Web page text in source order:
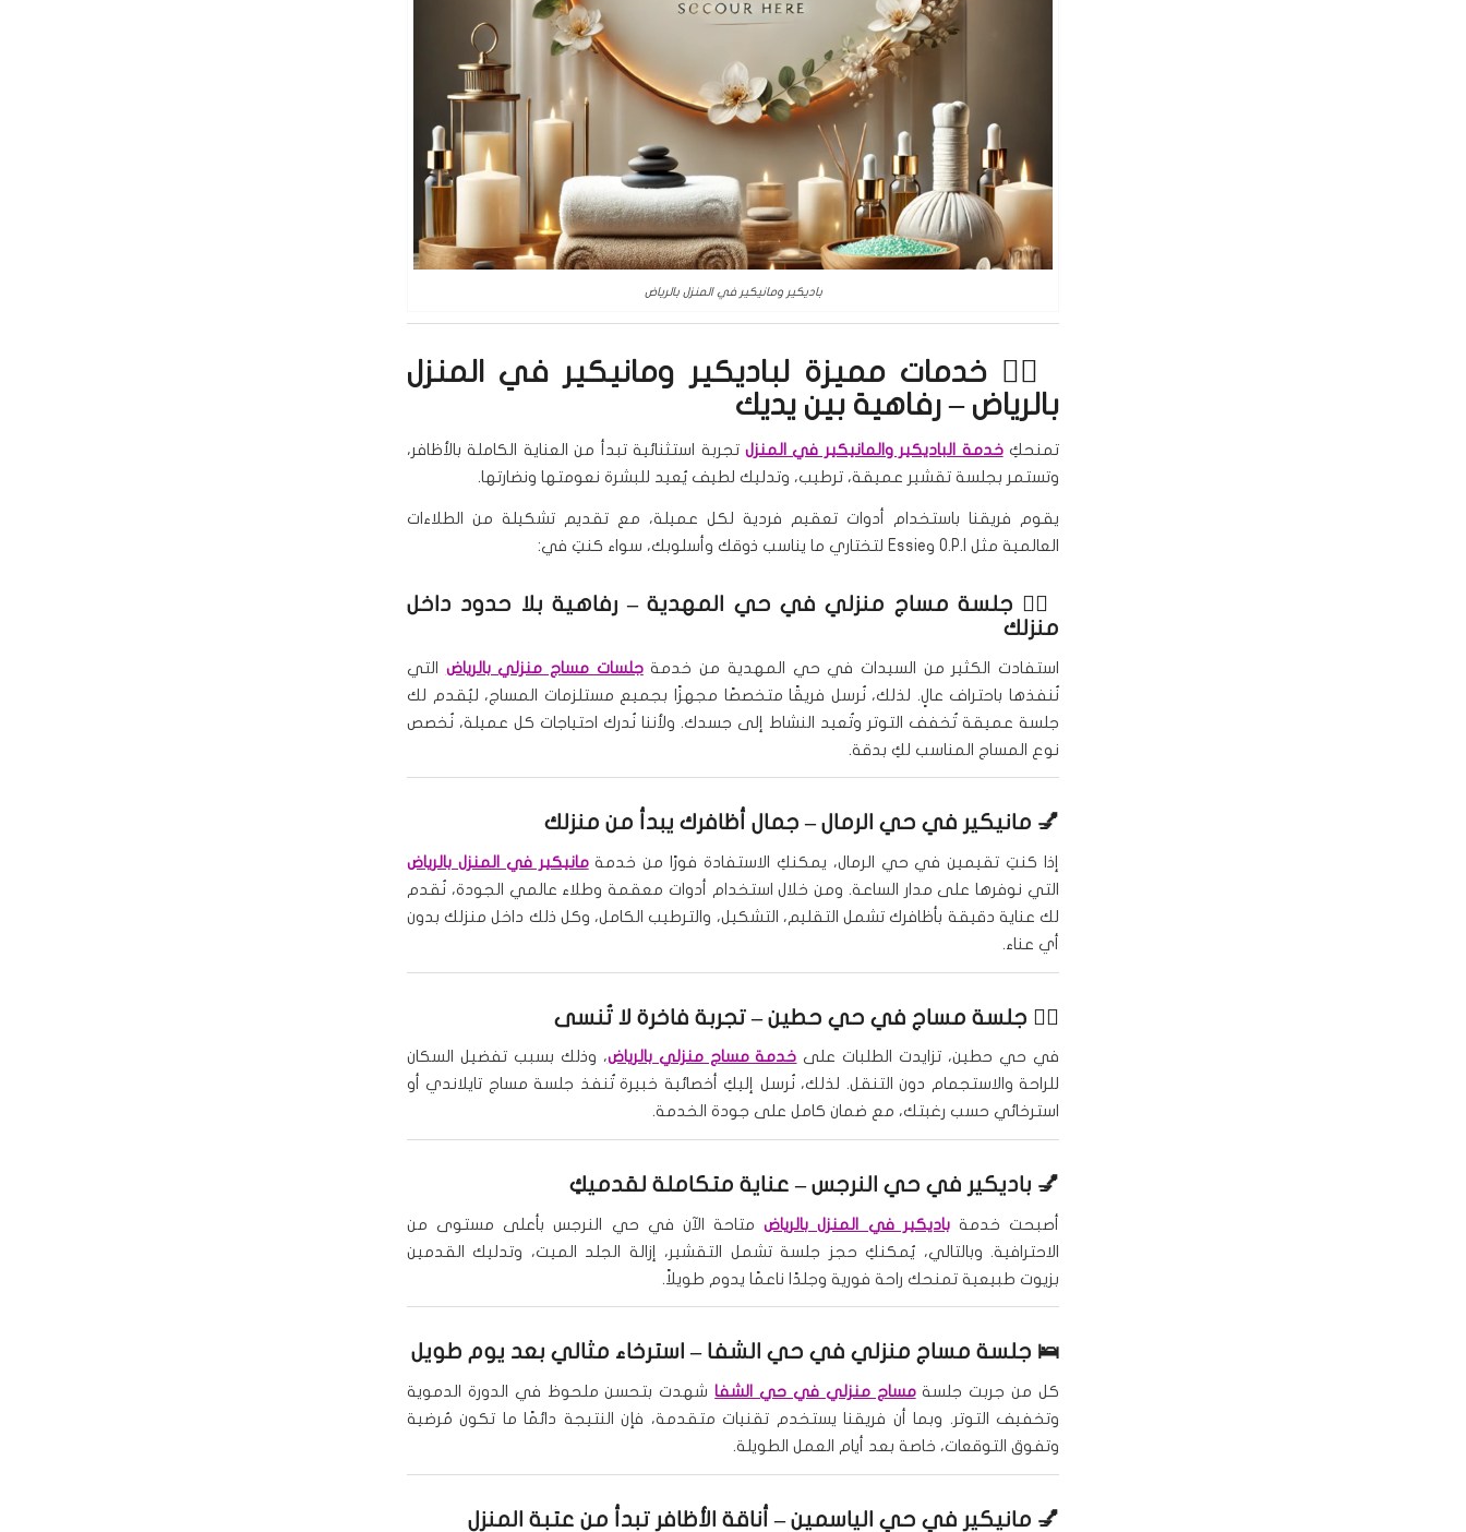
باديكير ومانيكير في المنزل بالرياض
🧖‍♀️ خدمات مميزة لباديكير ومانيكير في المنزل
بالرياض – رفاهية بين يديك
تمنحكِخدمة الباديكير والمانيكير في المنزل تجربة استثنائية تبدأ من العناية الكاملة بالأظافر،
وتستمر بجلسة تقشير عميقة، ترطيب، وتدليك لطيف يُعيد للبشرة نعومتها ونضارتها.
يقوم فريقنا باستخدام أدوات تعقيم فردية لكل عميلة، مع تقديم تشكيلة من الطلاءات
العالمية مثل O.P.I وEssie لتختاري ما يناسب ذوقك وأسلوبك، سواء كنتِ في:
🧖‍♀️ جلسة مساج منزلي في حي المهدية– رفاهية بلا حدود داخل
منزلك
استفادت الكثير من السيدات في حي المهدية من خدمةجلسات مساج منزلي بالرياض التي
نُنفذها باحتراف عالٍ. لذلك، نُرسل فريقًا متخصصًا مجهزًا بجميع مستلزمات المساج، ليُقدم لك
جلسة عميقة تُخفف التوتر وتُعيد النشاط إلى جسدك. ولأننا نُدرك احتياجات كل عميلة، نُخصص
نوع المساج المناسب لكِ بدقة.
💅 مانيكير في حي الرمال– جمال أظافرك يبدأ من منزلك
إذا كنتِ تقيمين في حي الرمال، يمكنكِ الاستفادة فورًا من خدمةمانيكير في المنزل بالرياض
التي نوفرها على مدار الساعة. ومن خلال استخدام أدوات معقمة وطلاء عالمي الجودة، نُقدم
لك عناية دقيقة بأظافرك تشمل التقليم، التشكيل، والترطيب الكامل، وكل ذلك داخل منزلك بدون
أي عناء.
🧘‍♀️ جلسة مساج في حي حطين– تجربة فاخرة لا تُنسى
في حي حطين، تزايدت الطلبات على خدمة مساج منزلي بالرياض، وذلك بسبب تفضيل السكان
للراحة والاستجمام دون التنقل. لذلك، نُرسل إليكِ أخصائية خبيرة تُنفذ جلسة مساج تايلاندي أو
استرخائي حسب رغبتك، مع ضمان كامل على جودة الخدمة.
💅 باديكير في حي النرجس– عناية متكاملة لقدميكِ
أصبحت خدمةباديكير في المنزل بالرياضمتاحة الآن في حي النرجس بأعلى مستوى من
الاحترافية. وبالتالي، يُمكنكِ حجز جلسة تشمل التقشير، إزالة الجلد الميت، وتدليك القدمين
بزيوت طبيعية تمنحك راحة فورية وجلدًا ناعمًا يدوم طويلاً.
🛌 جلسة مساج منزلي في حي الشفا – استرخاء مثالي بعد يوم طويل
كل من جربت جلسةمساج منزلي في حي الشفاشهدت بتحسن ملحوظ في الدورة الدموية
وتخفيف التوتر. وبما أن فريقنا يستخدم تقنيات متقدمة، فإن النتيجة دائمًا ما تكون مُرضية
وتفوق التوقعات، خاصة بعد أيام العمل الطويلة.
💅 مانيكير في حي الياسمين– أناقة الأظافر تبدأ من عتبة المنزل